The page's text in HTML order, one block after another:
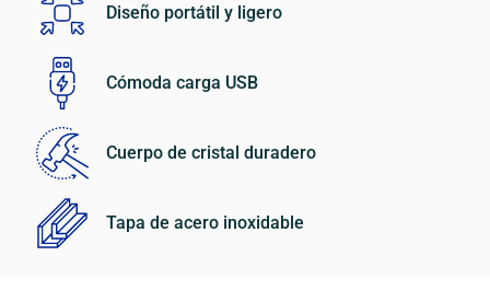
Diseño portátil y ligero
Cómoda carga USB
Cuerpo de cristal duradero
Tapa de acero inoxidable